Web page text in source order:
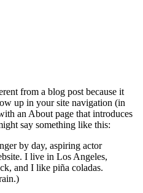
from a blog post because it
up in your site navigation (in
an About page that introduces
say something like this:
by day, aspiring actor
I live in Los Angeles,
and I like piña coladas.